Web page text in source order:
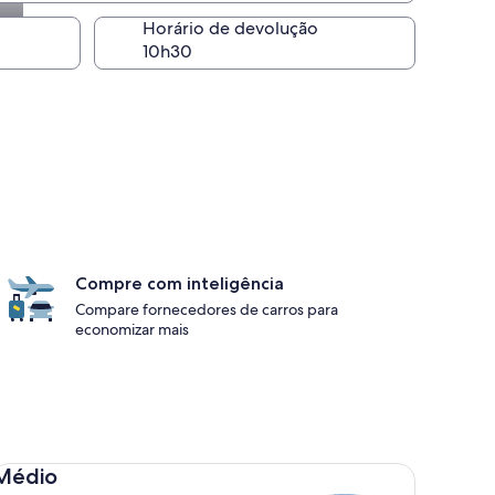
Horário de devolução
Compre com inteligência
Compare fornecedores de carros para
economizar mais
Toyota Corolla